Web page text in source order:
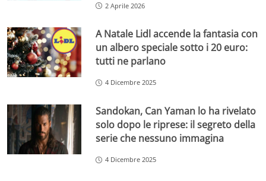
2 Aprile 2026
A Natale Lidl accende la fantasia con
un albero speciale sotto i 20 euro:
tutti ne parlano
4 Dicembre 2025
Sandokan, Can Yaman lo ha rivelato
solo dopo le riprese: il segreto della
serie che nessuno immagina
4 Dicembre 2025